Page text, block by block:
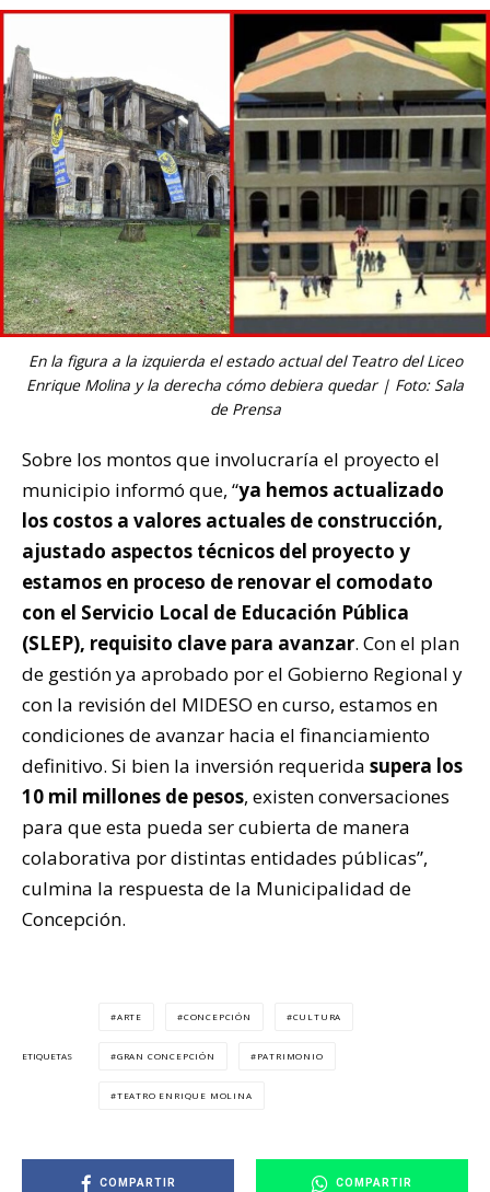
En la figura a la izquierda el estado actual del Teatro del Liceo
Enrique Molina y la derecha cómo debiera quedar | Foto: Sala
de Prensa
Sobre los montos que involucraría el proyecto el
municipio informó que, “ya hemos actualizado
los costos a valores actuales de construcción,
ajustado aspectos técnicos del proyecto y
estamos en proceso de renovar el comodato
con el Servicio Local de Educación Pública
(SLEP), requisito clave para avanzar. Con el plan
de gestión ya aprobado por el Gobierno Regional y
con la revisión del MIDESO en curso, estamos en
condiciones de avanzar hacia el financiamiento
definitivo. Si bien la inversión requerida supera los
10 mil millones de pesos, existen conversaciones
para que esta pueda ser cubierta de manera
colaborativa por distintas entidades públicas”,
culmina la respuesta de la Municipalidad de
Concepción.
ETIQUETAS
ARTE CONCEPCIÓN CULTURA
GRAN CONCEPCIÓN PATRIMONIO
TEATRO ENRIQUE MOLINA
COMPARTIR COMPARTIR